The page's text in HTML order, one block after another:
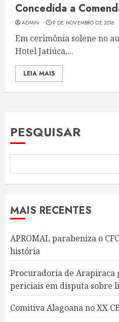
Concedida a
ADMIN 9 DE NOVEMBRO DE 2016
Em cerimônia solene no
Hotel Jatiúca,...
LEIA MAIS
PESQUISAR
MAIS RECENTES
APROMAL parabeniza o
história
Procuradoria de Arapiraca
periciais em disputa sobre
Comitiva Alagoana no XX